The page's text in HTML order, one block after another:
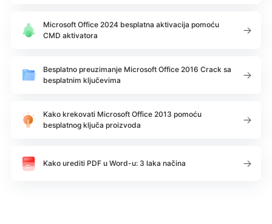
Microsoft Office 2024 besplatna aktivacija pomoću
CMD aktivatora
Besplatno preuzimanje Microsoft Office 2016 Crack sa
besplatnim ključevima
Kako krekovati Microsoft Office 2013 pomoću
besplatnog ključa proizvoda
Kako urediti PDF u Word-u: 3 laka načina